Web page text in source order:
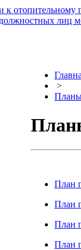
к отопительному
лиц
>
План
План
План
План